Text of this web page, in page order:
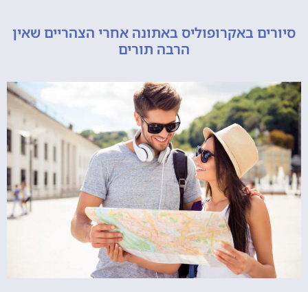
באקרופוליס באתונה אחרי הצהריים שאין
הרבה תורים